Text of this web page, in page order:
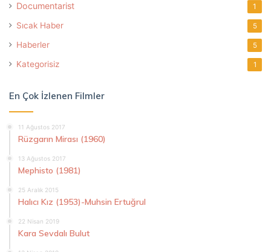
Documentarist 1
Sıcak Haber 5
Haberler 5
Kategorisiz 1
En Çok İzlenen Filmler
11 Ağustos 2017
Rüzgarın Mirası (1960)
13 Ağustos 2017
Mephisto (1981)
25 Aralık 2015
Halıcı Kız (1953)-Muhsin Ertuğrul
22 Nisan 2019
Kara Sevdalı Bulut